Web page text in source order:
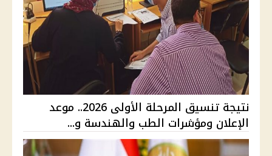
نتيجة تنسيق المرحلة الأولى 2026.. موعد
الإعلان ومؤشرات الطب والهندسة و...